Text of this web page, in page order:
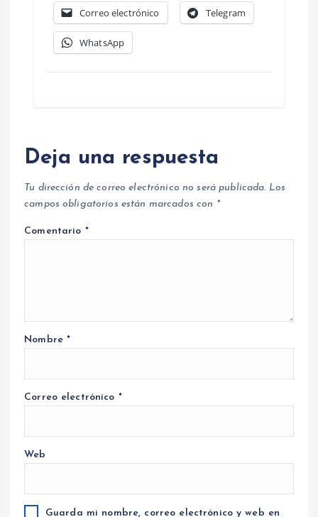
Correo electrónico Telegram
WhatsApp
Deja una respuesta
Tu dirección de correo electrónico no será publicada. Los
campos obligatorios están marcados con *
Comentario *
Nombre*
Correo electrónico *
Web
Guarda mi nombre, correo electrónico y web en